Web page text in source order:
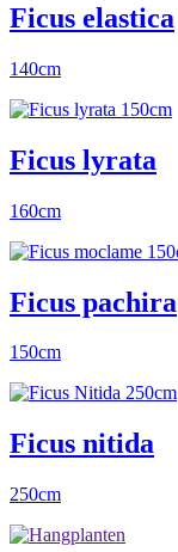
Ficus elastica
140cm
Ficus lyrata
160cm
Ficus pachira
150cm
Ficus nitida
250cm